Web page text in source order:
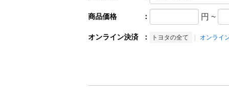
商品価格 ： 円 ~
オンライン決済 ： トヨタの全て オンライ